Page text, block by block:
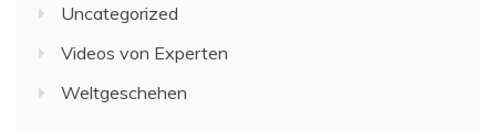
Uncategorized
Videos von Experten
Weltgeschehen